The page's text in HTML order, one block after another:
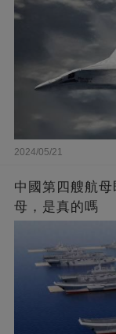
2024/05/21
中國第四艘航
母，是真的嗎